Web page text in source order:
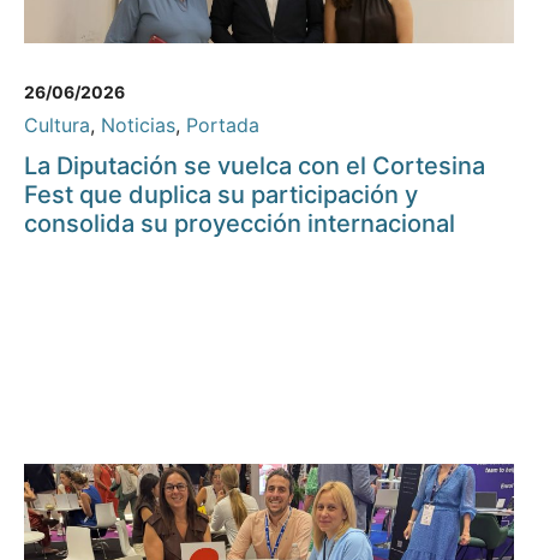
26/06/2026
Cultura, Noticias, Portada
La Diputación se vuelca con el Cortesina
Fest que duplica su participación y
consolida su proyección internacional